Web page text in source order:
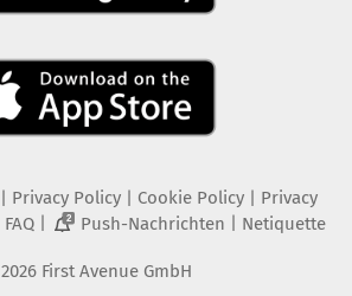
| Privacy Policy| Cookie Policy| Privacy
FAQ| 2 Push-Nachrichten | Netiquette
2026 First Avenue GmbH